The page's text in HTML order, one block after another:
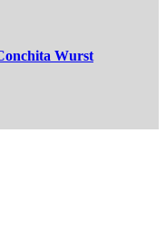
Wurst